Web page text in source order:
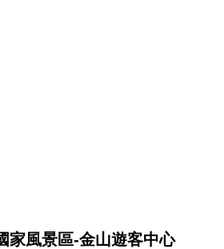
家風景區-金山遊客中心